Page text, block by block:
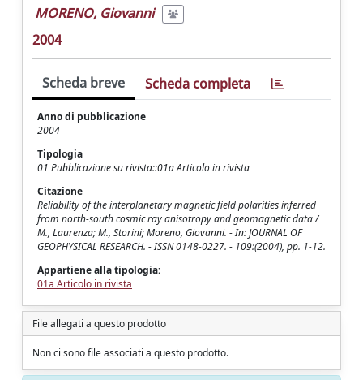
MORENO, Giovanni
2004
Scheda breve Scheda completa
Anno di pubblicazione
2004
Tipologia
01 Pubblicazione su rivista::01a Articolo in rivista
Citazione
Reliability of the interplanetary magnetic field polarities inferred
from north-south cosmic ray anisotropy and geomagnetic data /
M., Laurenza; M., Storini; Moreno, Giovanni. - In: JOURNAL OF
GEOPHYSICAL RESEARCH. - ISSN 0148-0227. - 109:(2004), pp. 1-12.
Appartiene alla tipologia:
01a Articolo in rivista
File allegati a questo prodotto
Non ci sono file associati a questo prodotto.